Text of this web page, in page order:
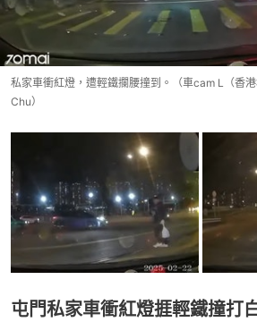
私家車衝紅燈，遭輕鐵攔腰撞到。（車cam L（香
Chu）
屯門私家車衝紅燈捱輕鐵撞打